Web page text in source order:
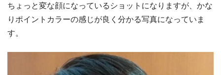
ちょっと変な顔になっているショットになりますが、かな
りポイントカラーの感じが良く分かる写真になっていま
す。